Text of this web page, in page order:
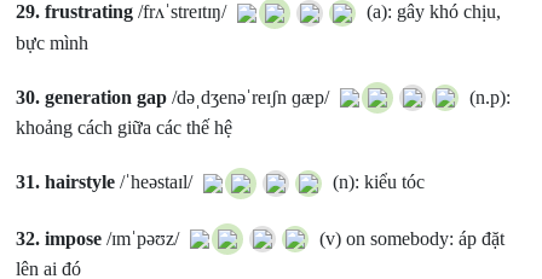
29.frustrating /frʌˈstreɪtɪŋ/
(a): gây khó chịu,
bực mình
30.generation gap /dəˌdʒenəˈreɪʃn ɡæp/
(n.p):
khoảng cách giữa các thế hệ
31.hairstyle /ˈheəstaɪl/ (n): kiểu tóc
32.impose /ɪmˈpəʊz/
(v) on somebody: áp đặt
lên ai đó